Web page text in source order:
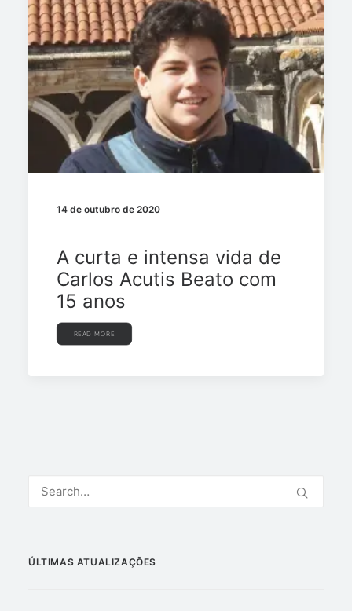
14 de outubro de 2020
A curta e intensa vida de
Carlos Acutis Beato com
15 anos
READ MORE
ÚLTIMAS ATUALIZAÇÕES